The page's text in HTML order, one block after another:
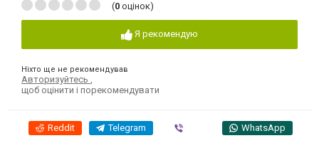
(0 оцінок)
Я рекомендую
Ніхто ще не рекомендував
Авторизуйтесь
щоб оцінити і порекомендувати
Reddit Telegram WhatsApp